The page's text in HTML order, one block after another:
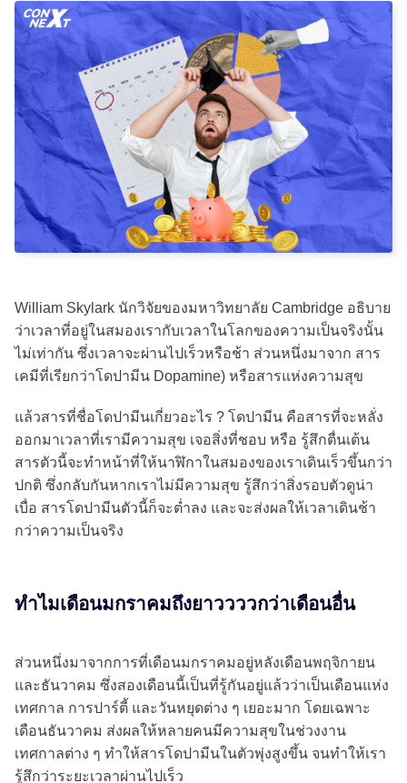
William Skylark นักวิจัยของมหาวิทยาลัย Cambridge อธิบาย
ว่าเวลาที่อยู่ในสมองเรากับเวลาในโลกของความเป็นจริงนั้น
ไม่เท่ากัน ซึ่งเวลาจะผ่านไปเร็วหรือช้า ส่วนหนึ่งมาจาก สาร
เคมีที่เรียกว่าโดปามีน Dopamine) หรือสารแห่งความสุข
แล้วสารที่ชื่อโดปามีนเกี่ยวอะไร ? โดปามีน คือสารที่จะหลั่ง
ออกมาเวลาที่เรามีความสุข เจอสิ่งที่ชอบ หรือ รู้สึกตื่นเต้น
สารตัวนี้จะทำหน้าที่ให้นาฬิกาในสมองของเราเดินเร็วขึ้นกว่า
ปกติ ซึ่งกลับกันหากเราไม่มีความสุข รู้สึกว่าสิ่งรอบตัวดูน่า
เบื่อ สารโดปามีนตัวนี้ก็จะต่ำลง และจะส่งผลให้เวลาเดินช้า
กว่าความเป็นจริง
ทำไมเดือนมกราคมถึงยาววววกว่าเดือนอื่น
ส่วนหนึ่งมาจากการที่เดือนมกราคมอยู่หลังเดือนพฤจิกายน
และธันวาคม ซึ่งสองเดือนนี้เป็นที่รู้กันอยู่แล้วว่าเป็นเดือนแห่ง
เทศกาล การปาร์ตี้ และวันหยุดต่าง ๆ เยอะมาก โดยเฉพาะ
เดือนธันวาคม ส่งผลให้หลายคนมีความสุขในช่วงงาน
เทศกาลต่าง ๆ ทำให้สารโดปามีนในตัวพุ่งสูงขึ้น จนทำให้เรา
รู้สึกว่าระยะเวลาผ่านไปเร็ว